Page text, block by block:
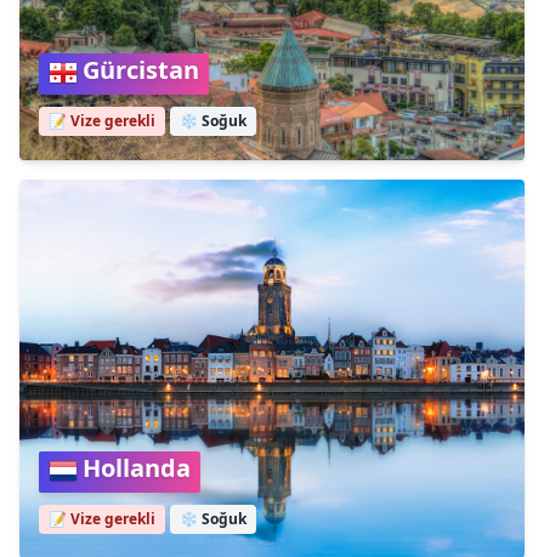
Gürcistan
📝 Vize gerekli ❄️ Soğuk
Hollanda
📝 Vize gerekli ❄️ Soğuk